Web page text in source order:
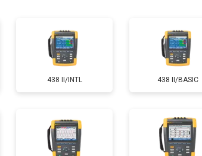
438 II/INTL 438 II/BASIC